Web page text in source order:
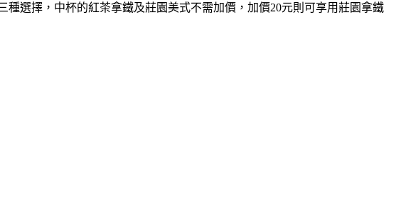
選擇，中杯的紅茶拿鐵及莊園美式不需加價，加價20元則可享用莊園拿鐵